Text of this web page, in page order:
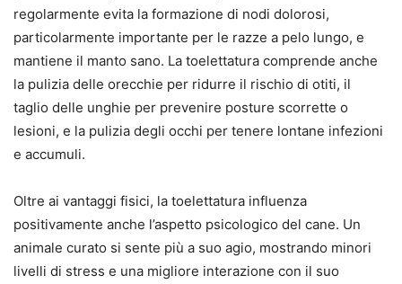
regolarmente evita la formazione di nodi dolorosi,
particolarmente importante per le razze a pelo lungo, e
mantiene il manto sano. La toelettatura comprende anche
la pulizia delle orecchie per ridurre il rischio di otiti, il
taglio delle unghie per prevenire posture scorrette o
lesioni, e la pulizia degli occhi per tenere lontane infezioni
e accumuli.
Oltre ai vantaggi fisici, la toelettatura influenza
positivamente anche l’aspetto psicologico del cane. Un
animale curato si sente più a suo agio, mostrando minori
livelli di stress e una migliore interazione con il suo